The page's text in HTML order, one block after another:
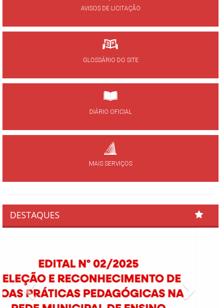
AVISOS DE LICITAÇÃO
GLOSSÁRIO DO SITE
DIÁRIO OFICIAL
MAIS SERVIÇOS
DESTAQUES
Previous